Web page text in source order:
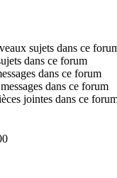
sujets dans ce
dans ce forum
dans ce forum
dans ce forum
jointes dans ce